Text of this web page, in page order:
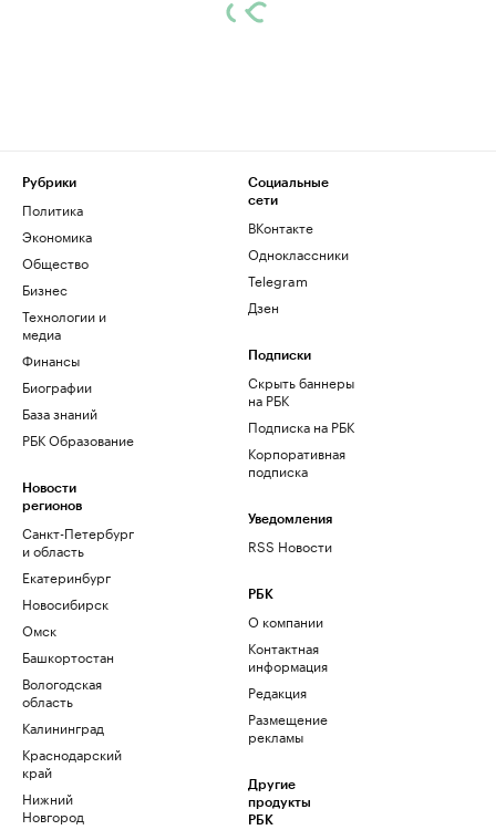
Рубрики
Политика
Экономика
Общество
Бизнес
Технологии и
медиа
Финансы
Биографии
База знаний
РБК Образование
Новости
регионов
Санкт-Петербург
и область
Екатеринбург
Новосибирск
Омск
Башкортостан
Вологодская
область
Калининград
Краснодарский
край
Нижний
Новгород
Социальные
сети
ВКонтакте
Одноклассники
Telegram
Дзен
Подписки
Скрыть баннеры
на РБК
Подписка на РБК
Корпоративная
подписка
Уведомления
RSS Новости
РБК
О компании
Контактная
информация
Редакция
Размещение
рекламы
Другие
продукты
РБК